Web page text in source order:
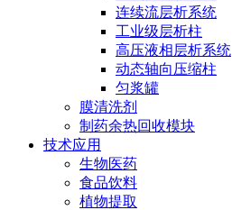
连续流层析系统
工业级层析柱
高压液相层析系统
动态轴向压缩柱
匀浆罐
膜清洗剂
制药余热回收模块
技术应用
生物医药
食品饮料
植物提取